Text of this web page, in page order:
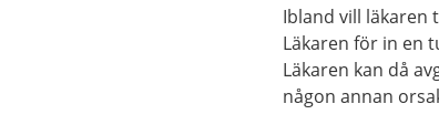
Ibland vill läkaren
Läkaren för in en
Läkaren kan då
någon annan